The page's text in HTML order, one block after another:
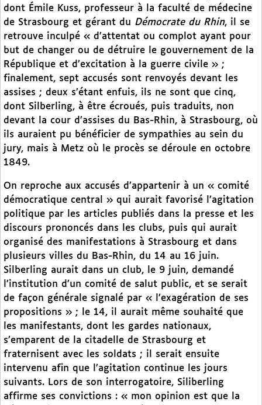
dont Émile Kuss, professeur à la faculté de médecine
de Strasbourg et gérant du Démocrate du Rhin, il se
retrouve inculpé « d’attentat ou complot ayant pour
but de changer ou de détruire le gouvernement de la
République et d’excitation à la guerre civile » ;
finalement, sept accusés sont renvoyés devant les
assises ; deux s’étant enfuis, ils ne sont que cinq,
dont Silberling, à être écroués, puis traduits, non
devant la cour d’assises du Bas-Rhin, à Strasbourg, où
ils auraient pu bénéficier de sympathies au sein du
jury, mais à Metz où le procès se déroule en octobre
1849.
On reproche aux accusés d’appartenir à un « comité
démocratique central » qui aurait favorisé l’agitation
politique par les articles publiés dans la presse et les
discours prononcés dans les clubs, puis qui aurait
organisé des manifestations à Strasbourg et dans
plusieurs villes du Bas-Rhin, du 14 au 16 juin.
Silberling aurait dans un club, le 9 juin, demandé
l’institution d’un comité de salut public, et se serait
de façon générale signalé par « l’exagération de ses
propositions » ; le 14, il aurait même souhaité que
les manifestants, dont les gardes nationaux,
s’emparent de la citadelle de Strasbourg et
fraternisent avec les soldats ; il serait ensuite
intervenu afin que l’agitation continue les jours
suivants. Lors de son interrogatoire, Siliberling
affirme ses convictions : « mon opinion est que la